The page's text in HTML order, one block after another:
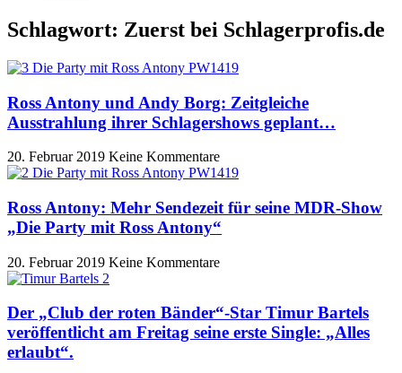
Schlagwort: Zuerst bei Schlagerprofis.de
Ross Antony und Andy Borg: Zeitgleiche
Ausstrahlung ihrer Schlagershows geplant…
20. Februar 2019 Keine Kommentare
Ross Antony: Mehr Sendezeit für seine MDR-Show
„Die Party mit Ross Antony“
20. Februar 2019 Keine Kommentare
Der „Club der roten Bänder“-Star Timur Bartels
veröffentlicht am Freitag seine erste Single: „Alles
erlaubt“.